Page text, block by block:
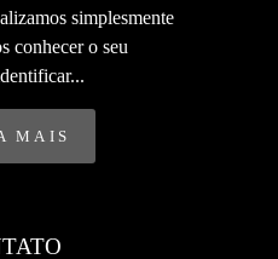
simplesmente
conhecer o seu
MAIS